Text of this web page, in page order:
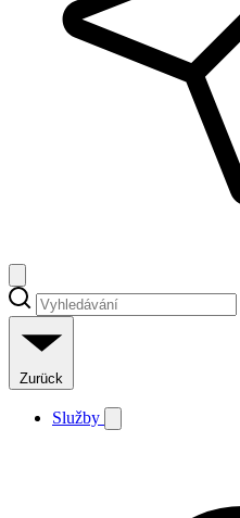
Zurück
Služby